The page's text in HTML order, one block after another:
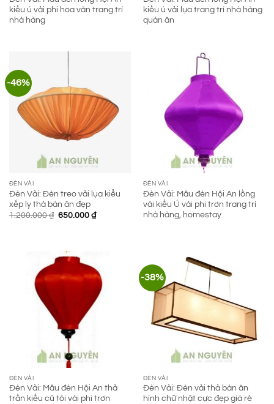
kiểu ú vải phi hoa văn trang trí
nhà hàng
kiểu ú vải lụa trang trí nhà hàng
quán ăn
-46%
ĐÈN VẢI
Đèn Vải: Đèn treo vải lụa kiểu
xếp ly thả bàn ăn đẹp
1.200.000₫ Giá
650.000 ₫Giá
ĐÈN VẢI
Đèn Vải: Mẫu đèn Hội An lồng
vải kiểu Ú vải phi trơn trang trí
nhà hàng, homestay
ĐÈN VẢI
Đèn Vải: Mẫu đèn Hội An thả
trần kiểu củ tỏi vải phi trơn
-38%
ĐÈN VẢI
Đèn Vải: Đèn vải thả bàn ăn
hình chữ nhật cực đẹp giá rẻ